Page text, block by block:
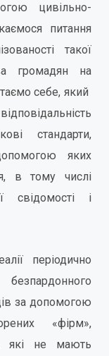
цивільно-
питання
такої
громадян на
себе, який
стандарти,
яких
в тому числі
свідомості і
періодично
за допомогою
«фірм»,
які не мають